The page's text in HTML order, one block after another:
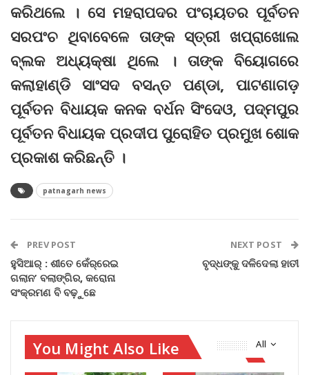
କରିଥଲେ । ସେ ମହରାପଦର ପଂଚାୟତର ପୂର୍ବତନ
ସରପଂଚ ଥିବାବେଳେ ତାଙ୍କ ସ୍ତ୍ରୀ ଖପ୍ରାଖୋଲ
ବ୍ଲକ ଅଧ୍ୟକ୍ଷା ଥିଲେ । ତାଙ୍କ ବିୟୋଗରେ
କଲାହାଣ୍ଡି ସାଂସଦ ବସନ୍ତ ପଣ୍ଡା, ପାଟଣାଗଡ଼
ପୂର୍ବତନ ବିଧାୟକ କନକ ବର୍ଧନ ସିଂଦେଓ, ପଦ୍ମପୁର
ପୂର୍ବତନ ବିଧାୟକ ପ୍ରଦୀପ ପୁରୋହିତ ପ୍ରମୁଖ ଶୋକ
ପ୍ରକାଶ କରିଛନ୍ତି ।
patnagarh news
PREV POST
ହୁସିଆର୍‌ : ଶୀତେ କେଁର୍‌ରେଇ
ଗଲାନ’ ବଲାଙ୍ଗିର, କରୋନା
ସଂକ୍ରମଣ ବି ବଢ଼ୁଛେ
NEXT POST
ବୃଦ୍ଧଙ୍କୁ ଦଳିଦେଲା ହାତୀ
All
You Might Also Like